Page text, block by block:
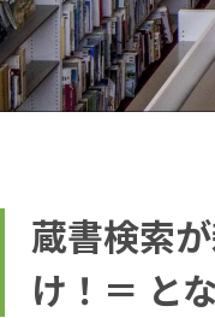
蔵書検索
け！＝ と